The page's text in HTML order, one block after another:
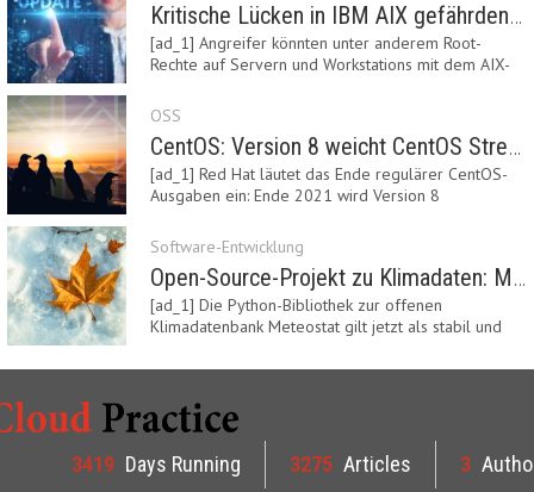
Kritische Lücken in IBM AIX gefährden Server
[ad_1] Angreifer könnten unter anderem Root-
Rechte auf Servern und Workstations mit dem AIX-
OSS
CentOS: Version 8 weicht CentOS Stream
[ad_1] Red Hat läutet das Ende regulärer CentOS-
Ausgaben ein: Ende 2021 wird Version 8
Software-Entwicklung
Open-Source-Projekt zu Klimadaten: Meteostat Python Library 1.0 erschienen
[ad_1] Die Python-Bibliothek zur offenen
Klimadatenbank Meteostat gilt jetzt als stabil und
3419 Days Running 3275 Articles 3